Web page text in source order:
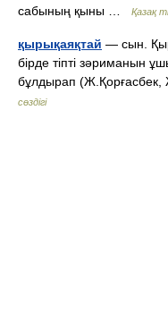
сабының қыны …
Қазақ
қырықаяқтай — сын.
бірде тіпті зәриманын
бұлдырап
сөздігі